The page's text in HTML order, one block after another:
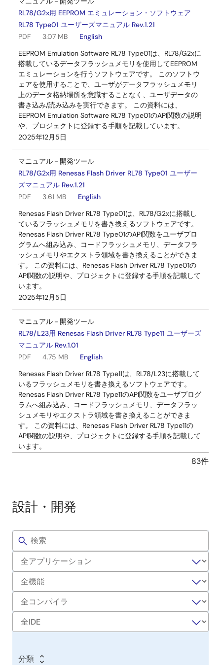
RL78/G2x用 EEPROM エミュレーション・ソフトウェア
RL78 Type01 ユーザーズマニュアル Rev.1.21
PDF
3.07 MB
English
EEPROM Emulation Software RL78 Type01は、RL78/G2xに
搭載しているデータフラッシュメモリを使用してEEPROM
エミュレーションを行うソフトウェアです。 このソフトウ
ェアを使用することで、ユーザがデータフラッシュメモリ
上のデータ格納場所を意識することなく、ユーザデータの
書き込み/読み込みを実行できます。 この資料には、
EEPROM Emulation Software RL78 Type01のAPI関数の説明
や、プロジェクトに登録する手順を記載しています。
2025年12月5日
マニュアル－開発ツール
RL78/G2x用 Renesas Flash Driver RL78 Type01 ユーザー
ズマニュアル Rev.1.21
PDF
3.61 MB
English
Renesas Flash Driver RL78 Type01は、RL78/G2xに搭載し
ているフラッシュメモリを書き換えるソフトウェアです。
Renesas Flash Driver RL78 Type01のAPI関数をユーザプロ
グラムへ組み込み、コードフラッシュメモリ、データフラ
ッシュメモリやエクストラ領域を書き換えることができま
す。 この資料には、Renesas Flash Driver RL78 Type01の
API関数の説明や、プロジェクトに登録する手順を記載して
います。
2025年12月5日
マニュアル－開発ツール
RL78/L23用 Renesas Flash Driver RL78 Type11 ユーザーズ
マニュアル Rev.1.01
PDF
4.75 MB
English
Renesas Flash Driver RL78 Type11は、RL78/L23に搭載して
いるフラッシュメモリを書き換えるソフトウェアです。
Renesas Flash Driver RL78 Type11のAPI関数をユーザプログ
ラムへ組み込み、コードフラッシュメモリ、データフラッ
シュメモリやエクストラ領域を書き換えることができま
す。 この資料には、Renesas Flash Driver RL78 Type11の
API関数の説明や、プロジェクトに登録する手順を記載して
います。
Software 対象MCUリスト
Renesas Flash Driver RL78 TypeXX、 EEPROM Emulation
Software RL78 TypeXXは、RL78/x2xに搭載しているフラッ
シュメモリの書き換えを行うソフトウェアです。 この資料
は、各ソフトウェアのサンプルプログラム使用時に必要な
アのユーザーズマニュアルとあわせてご利用ください。
2025年12月5日
アプリケーションノート
RL78ファミリ Renesas Flash Driver RL78 Type11 SC対応仕
PDF
265 KB
83件
設計・開発
サ
ン
プ
ル
コ
ー
ド
フ
タ
分類